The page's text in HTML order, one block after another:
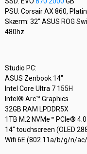
PSU: Corsair AX 860,
Skærm: 32" ASUS ROG
480hz
Studio PC:
ASUS Zenbook 14"
Intel Core Ultra 7 155H
Intel® Arc™ Graphics
32GB RAM LPDDR5X
1TB M.2 NVMe™ PCIe® 4.0
14" touchscreen (OLED
Wifi 6E (802.11a/b/g/n/